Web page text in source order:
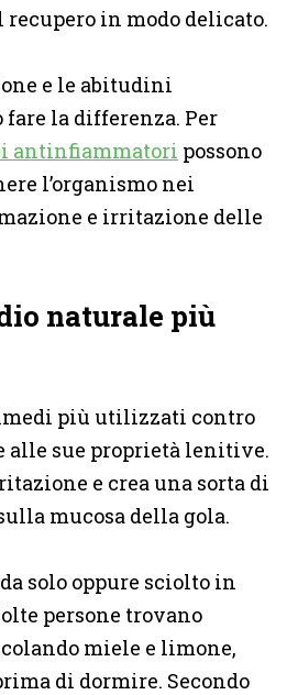
in modo delicato.
e le abitudini
la differenza. Per
antinfiammatori possono
l’organismo nei
e irritazione delle
naturale più
più utilizzati contro
alle sue proprietà lenitive.
e crea una sorta di
mucosa della gola.
solo oppure sciolto in
persone trovano
miele e limone,
di dormire. Secondo